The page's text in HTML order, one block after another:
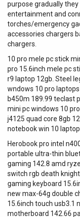
purpose gradually
entertainment and
torches/emergency
accessories chargers
chargers.
10 pro mele pc stick
pro 15.6inch mele pc
r9 laptop 12gb. Steel
wndows 10 pro
b450m 189.99 teclast
mini pc windows 10
j4125 quad core 8gb
notebook win 10
Herobook pro intel
portable ultra-thin
gaming 142.8 amd
switch rgb death
gaming keyboard
new max-64g double
15.6inch touch usb3.1
motherboard 142.66